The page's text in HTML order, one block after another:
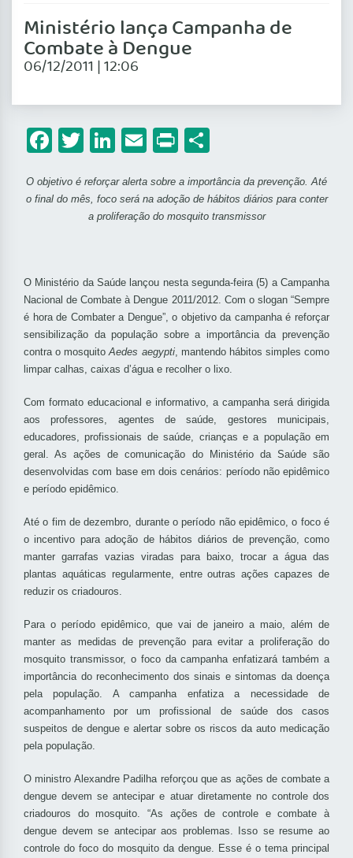
Ministério lança Campanha de
Combate à Dengue
06/12/2011 | 12:06
Facebook
Twitter
LinkedIn
Email
Print
O objetivo é reforçar alerta sobre a importância da prevenção. Até
o final do mês, foco será na adoção de hábitos diários para conter
a proliferação do mosquito transmissor
O Ministério da Saúde lançou nesta segunda-feira (5) a Campanha
Nacional de Combate à Dengue 2011/2012. Com o slogan “Sempre
é hora de Combater a Dengue”, o objetivo da campanha é reforçar
sensibilização da população sobre a importância da prevenção
contra o mosquitoAedes aegypti, mantendo hábitos simples como
limpar calhas, caixas d’água e recolher o lixo.
Com formato educacional e informativo, a campanha será dirigida
aos professores, agentes de saúde, gestores municipais,
educadores, profissionais de saúde, crianças e a população em
geral. As ações de comunicação do Ministério da Saúde são
desenvolvidas com base em dois cenários: período não epidêmico
e período epidêmico.
Até o fim de dezembro, durante o período não epidêmico, o foco é
o incentivo para adoção de hábitos diários de prevenção, como
manter garrafas vazias viradas para baixo, trocar a água das
plantas aquáticas regularmente, entre outras ações capazes de
reduzir os criadouros.
Para o período epidêmico, que vai de janeiro a maio, além de
manter as medidas de prevenção para evitar a proliferação do
mosquito transmissor, o foco da campanha enfatizará também a
importância do reconhecimento dos sinais e sintomas da doença
pela população. A campanha enfatiza a necessidade de
acompanhamento por um profissional de saúde dos casos
suspeitos de dengue e alertar sobre os riscos da auto medicação
pela população.
O ministro Alexandre Padilha reforçou que as ações de combate a
dengue devem se antecipar e atuar diretamente no controle dos
criadouros do mosquito. “As ações de controle e combate à
dengue devem se antecipar aos problemas. Isso se resume ao
controle do foco do mosquito da dengue. Esse é o tema principal